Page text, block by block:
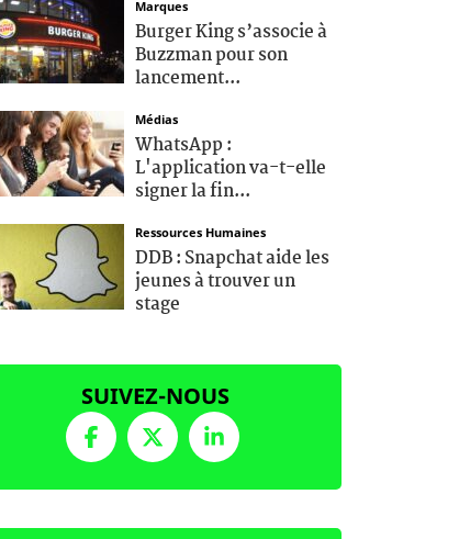
Marques
Burger King s’associe à
Buzzman pour son
lancement...
Médias
WhatsApp :
L'application va-t-elle
signer la fin...
Ressources Humaines
DDB : Snapchat aide les
jeunes à trouver un
stage
SUIVEZ-NOUS